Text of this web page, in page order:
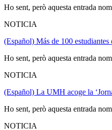
Ho sent, però aquesta entrada
NOTICIA
(Español) Más de 100
Ho sent, però aquesta entrada
NOTICIA
(Español) La UMH acoge la
Ho sent, però aquesta entrada
NOTICIA